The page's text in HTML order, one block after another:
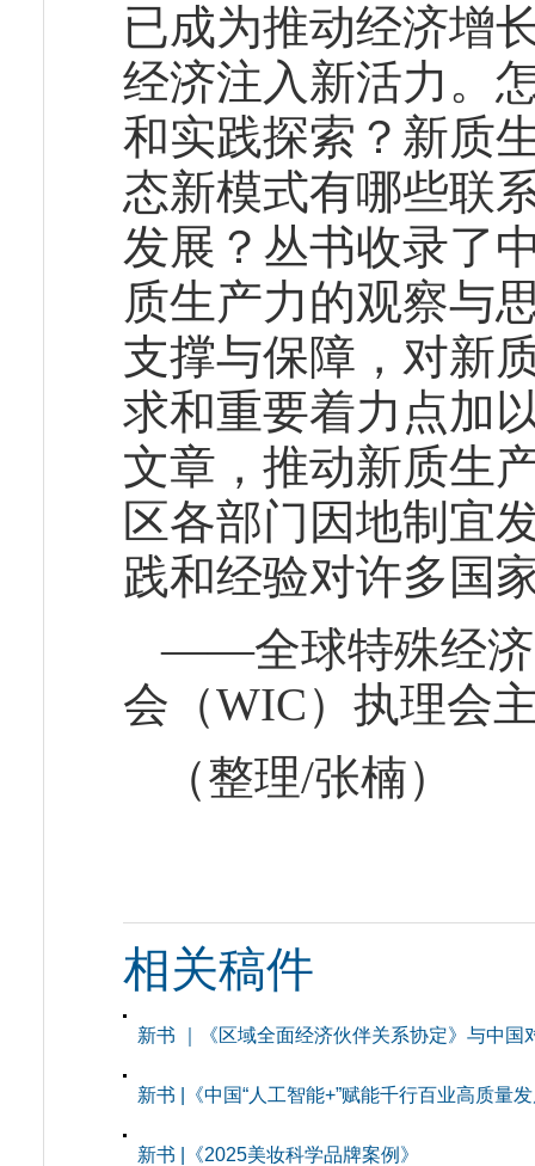
已成为推动经济增
经济注入新活力。
和实践探索？新质
态新模式有哪些联
发展？丛书收录了
质生产力的观察与
支撑与保障，对新
求和重要着力点加
文章，推动新质生
区各部门因地制宜
践和经验对许多国
——全球特殊经济
会（WIC）执理会
（整理/张楠）
相关稿件
新书 ｜《区域全面经济伙伴关系协定》与中国
新书 |《中国“人工智能+”赋能千行百业高质量
新书 |《2025美妆科学品牌案例》